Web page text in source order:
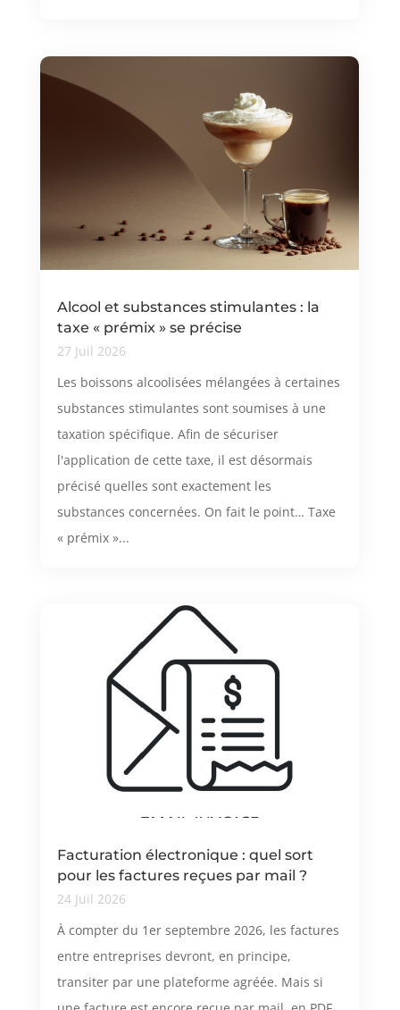
Alcool et substances stimulantes : la
taxe « prémix » se précise
27 Juil 2026
Les boissons alcoolisées mélangées à certaines
substances stimulantes sont soumises à une
taxation spécifique. Afin de sécuriser
l'application de cette taxe, il est désormais
précisé quelles sont exactement les
substances concernées. On fait le point… Taxe
« prémix »...
Facturation électronique : quel sort
pour les factures reçues par mail ?
24 Juil 2026
À compter du 1er septembre 2026, les factures
entre entreprises devront, en principe,
transiter par une plateforme agréée. Mais si